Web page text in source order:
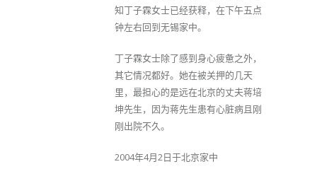
知丁子霖女士已经获释，在下午五点
钟左右回到无锡家中。
丁子霖女士除了感到身心疲惫之外，
其它情况都好。她在被关押的几天
里，最担心的是远在北京的丈夫蒋培
坤先生，因为蒋先生患有心脏病且刚
刚出院不久。
2004年4月2日于北京家中